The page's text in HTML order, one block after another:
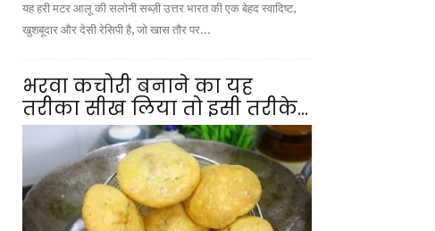
यह हरी मटर आलू की सलोनी सब्ज़ी उत्तर भारत की एक बेहद स्वादिष्ट,
खुशबूदार और देसी रेसिपी है, जो खास तौर पर...
भरवा कचोरी बनाने का यह
तरीका सीख लिया तो इसी तरीके...